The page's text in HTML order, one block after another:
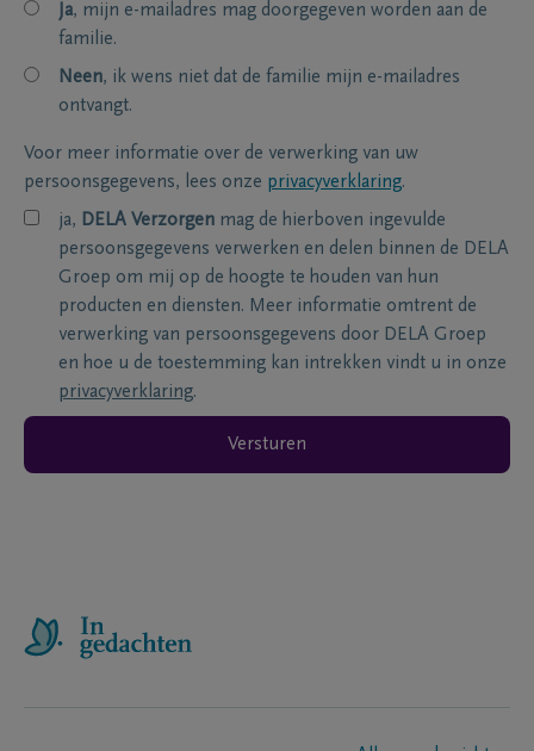
Ja, mijn e-mailadres mag doorgegeven worden aan de
familie.
Neen, ik wens niet dat de familie mijn e-mailadres
ontvangt.
Voor meer informatie over de verwerking van uw
persoonsgegevens, lees onze privacyverklaring.
ja, DELA Verzorgen mag de hierboven ingevulde
persoonsgegevens verwerken en delen binnen de DELA
Groep om mij op de hoogte te houden van hun
producten en diensten. Meer informatie omtrent de
verwerking van persoonsgegevens door DELA Groep
en hoe u de toestemming kan intrekken vindt u in onze
privacyverklaring.
Versturen